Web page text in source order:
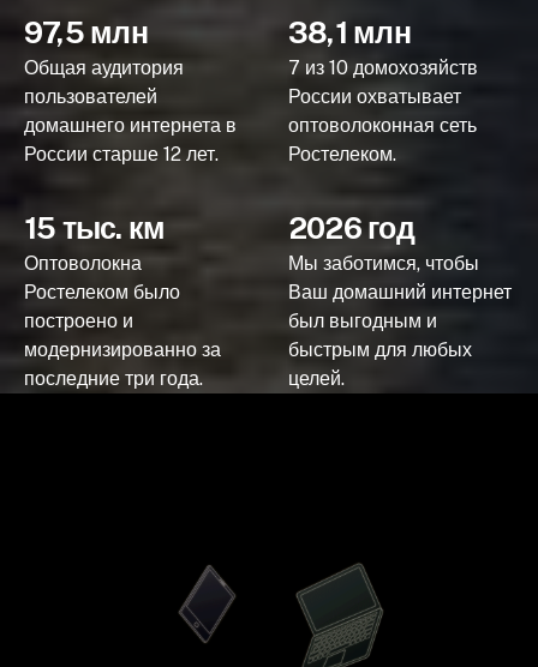
97,5 млн
Общая аудитория
пользователей
домашнего интернета в
России старше 12 лет.
38,1 млн
7 из 10 домохозяйств
России охватывает
оптоволоконная сеть
Ростелеком.
15 тыс. км
Оптоволокна
Ростелеком было
построено и
модернизированно за
последние три года.
2026 год
Мы заботимся, чтобы
Ваш домашний интернет
был выгодным и
быстрым для любых
целей.